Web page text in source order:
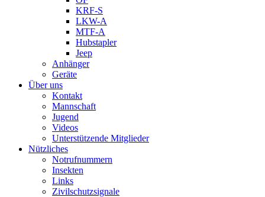
KRF-S
LKW-A
MTF-A
Hubstapler
Jeep
Anhänger
Geräte
Über uns
Kontakt
Mannschaft
Jugend
Videos
Unterstützende Mitglieder
Nützliches
Notrufnummern
Insekten
Links
Zivilschutzsignale